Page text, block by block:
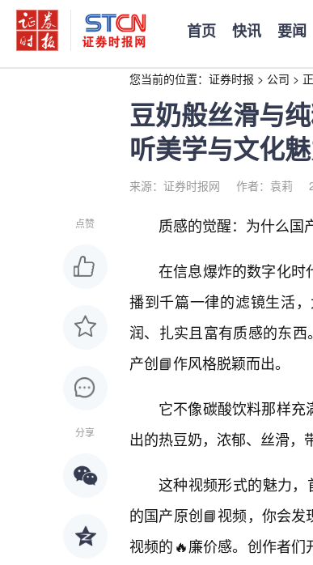
首页 快讯 要闻
您当前的位置： 证券时报 > 公司 >
豆奶般丝滑与
听美学与文化
来源：证券时报网 作者：袁莉
点赞
分享
质感的觉醒：为什么国
在信息爆炸的数字化时
播到千篇一律的滤镜生活
润、扎实且富有质感的东西
产创📘作风格脱颖而出。
它不像碳酸饮料那样
出的热豆奶，浓郁、丝滑，
这种视频形式的魅力，
的国产原创📘视频，你会
视频的🔥廉价感。创作者